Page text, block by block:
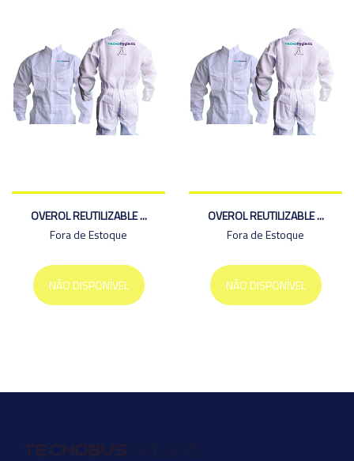
OVEROL REUTILIZABLE ...
Fora de Estoque
NÃO DISPONÍVEL
OVEROL REUTILIZABLE ...
Fora de Estoque
NÃO DISPONÍVEL